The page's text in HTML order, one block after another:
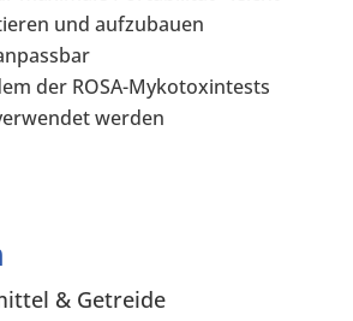
und aufzubauen
der ROSA-Mykotoxintests
werden
& Getreide